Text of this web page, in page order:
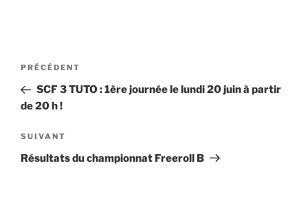
Navigation
l’article
Article
précédent
PRÉCÉDENT
SCF 3 TUTO : 1ère journée le lundi 20 juin à partir
de 20 h !
Article
suivant
SUIVANT
Résultats du championnat Freeroll B